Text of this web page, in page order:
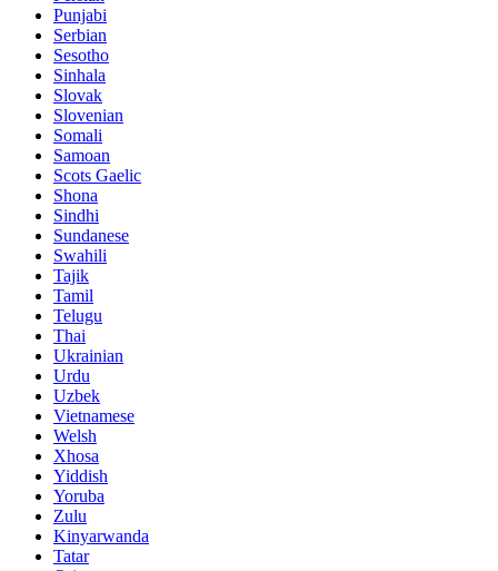
Punjabi
Serbian
Sesotho
Sinhala
Slovak
Slovenian
Somali
Samoan
Scots Gaelic
Shona
Sindhi
Sundanese
Swahili
Tajik
Tamil
Telugu
Thai
Ukrainian
Urdu
Uzbek
Vietnamese
Welsh
Xhosa
Yiddish
Yoruba
Zulu
Kinyarwanda
Tatar